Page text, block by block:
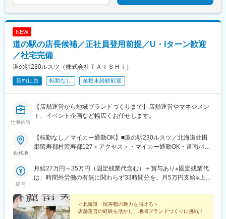
NEW
道の駅の店長候補／正社員登用前提／U・Iターン歓迎
／社宅完備
道の駅230ルスツ（株式会社ＴＡＩＳＨＩ）
契約社員 転勤なし 業種未経験歓迎
仕事内容
【店舗運営から地域ブランドづくりまで】店舗運営やマネジメン
ト、イベント企画など幅広くお任せします。
勤務地
【転勤なし／マイカー通勤OK】■道の駅230ルスツ／北海道虻田
郡留寿都村留寿都127＜アクセス＞・マイカー通勤OK・道南バス
市中心部から車で約1時間30分受動喫煙防止対策：喫煙所あり
（屋外）
給与
月給27万円～35万円（固定残業代含む）＋賞与あり※固定残業代
は、時間外労働の有無に関わらず33時間分を、月5万円支給※上記
のち決定します（査定は毎年更新）
＜北海道・留寿都の魅力を届ける＞
店舗運営の経験を活かし、地域ブランドづくりに挑戦！